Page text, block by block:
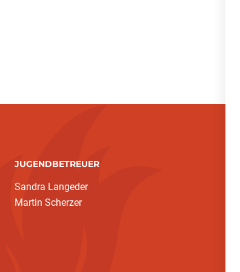
JUGENDBETREUER
Sandra Langeder
Martin Scherzer